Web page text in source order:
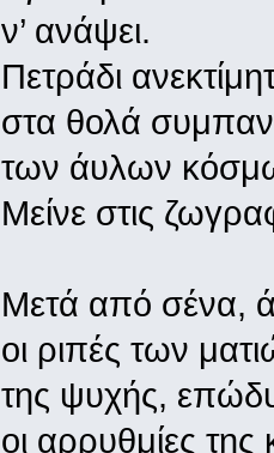
ν’ ανάψει.
Πετράδι
στα θολά
των άυλων
Μείνε στις
Μετά από σένα,
οι ριπές των
της ψυχής,
οι αρρυθμίες της